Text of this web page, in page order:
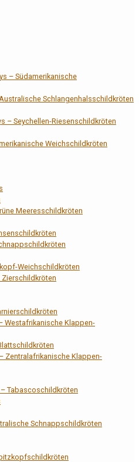
– Südamerikanische
Schlangenhalsschildkröten
– Seychellen-Riesenschildkröten
Weichschildkröten
Meeresschildkröten
Weichschildkröten
Zierschildkröten
Westafrikanische Klappen-
Zentralafrikanische Klappen-
Tabascoschildkröten
Schnappschildkröten